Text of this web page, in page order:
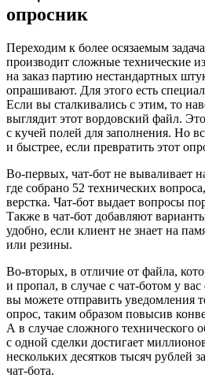
опросник
Переходим к более осязаемым
производит сложные технические
на заказ партию нестандартных
опрашивают. Для этого есть
Если вы сталкивались с этим, то
выглядит этот вордовский файл.
с кучей полей для заполнения. Но
и быстрее, если превратить этот
Во-первых, чат-бот не вываливает
где собрано 52 технических
верстка. Чат-бот выдает вопросы
Также в чат-бот добавляют
удобно, если клиент не знает на
или резины.
Во-вторых, в отличие от файла,
и пропал, в случае с чат-ботом у вас
вы можете отправить уведомления
опрос, таким образом повысив
А в случае сложного технического
с одной сделки достигает
нескольких десятков тысяч рублей
чат-бота.